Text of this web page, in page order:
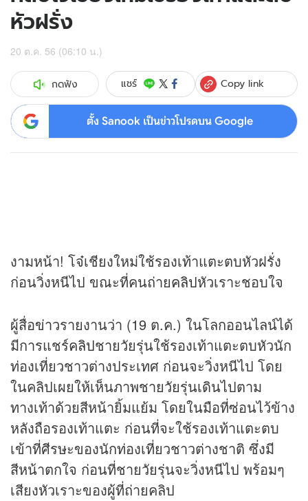
หัวฝรั่ง
20 ต.ค. 56 (06:10 น.)
กดฟัง แชร์ Copy link
ตั้ง Sanook เป็นข่าวโปรดบน Google
งามหน้า! โจ๋เชียงใหม่ใช้รองเท้าแตะตบหัวฝรั่ง
ก่อนวิ่งหนีไป ขณะที่คนถ่ายคลิปหัวเราะชอบใจ
ผู้สื่อข่าวรายงานว่า (19 ต.ค.) ในโลกออนไลน์ได้
มีการแชร์คลิปชายวัยรุ่นใช้รองเท้าแตะตบหัวนัก
ท่องเที่ยวชาวต่างประเทศ ก่อนจะวิ่งหนีไป โดย
ในคลิปเผยให้เห็นภาพชายวัยรุ่นเดินไปตาม
ทางเท้าด้วยสีหน้ายิ้มแย้ม โดยในมือที่ซ่อนไว้ข้าง
หลังถือรองเท้าแตะ ก่อนที่จะใช้รองเท้าแตะตบ
เข้าที่ศีรษะของนักท่องเที่ยวชาวต่างชาติ ซึ่งมี
สีหน้าตกใจ ก่อนที่ชายวัยรุ่นจะวิ่งหนีไป พร้อมๆ
เสียงหัวเราะของผู้ที่ถ่ายคลิป